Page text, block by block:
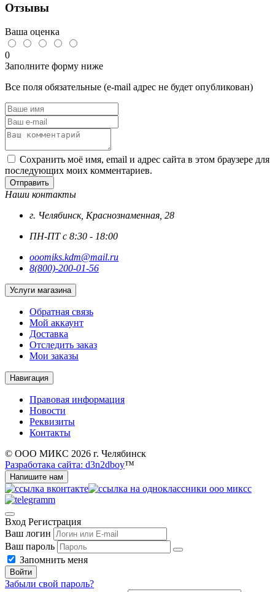
Отзывы
Ваша оценка
0
Заполните форму ниже
Все поля обязательные (e-mail адрес не будет опубликован)
Сохранить моё имя, email и адрес сайта в этом браузере для
последующих моих комментариев.
Отправить
Наши контакты
г. Челябинск, Краснознаменная, 28
ПН-ПТ с 8:30 - 18:00
ooomiks.kdm@mail.ru
8(800)-200-01-56
Услуги магазина
Обратная связь
Мой аккаунт
Доставка
Отследить заказ
Мои заказы
Навигация
Правовая информация
Новости
Реквизиты
Контакты
© ООО МИКС 2026 г. Челябинск
Разработака сайта: d3n2dboy™
Напишите нам
Вход Регистрация
Ваш логин
Ваш пароль
Запомнить меня
Войти
Забыли свой пароль?